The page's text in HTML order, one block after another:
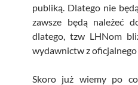
publiką. Dlatego nie
zawsze będą należeć
dlatego, tzw LHNom
wydawnictw z oficjalnego
Skoro już wiemy po